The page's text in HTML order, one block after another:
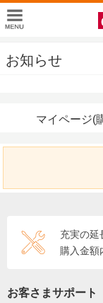
お知らせ
マイページ(
充実の延
購入金額
お客さまサポート